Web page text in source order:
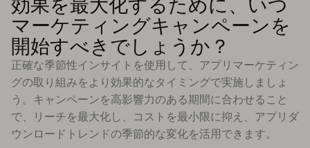
マーケティングキャンペーンを
開始すべきでしょうか？
正確な季節性インサイトを使用して、アプリマーケティン
グの取り組みをより効果的なタイミングで実施しましょ
う。キャンペーンを高影響力のある期間に合わせること
で、リーチを最大化し、コストを最小限に抑え、アプリダ
ウンロードトレンドの季節的な変化を活用できます。